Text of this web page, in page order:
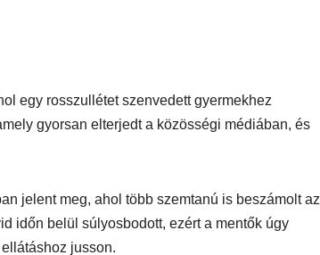
egy rosszullétet szenvedett gyermekhez
gyorsan elterjedt a közösségi médiában, és
jelent meg, ahol több szemtanú is beszámolt az
időn belül súlyosbodott, ezért a mentők úgy
jusson.